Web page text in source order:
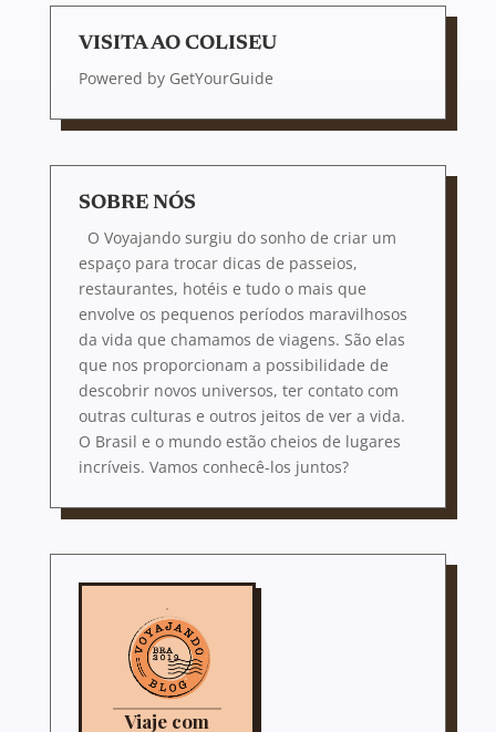
VISITA AO COLISEU
Powered by GetYourGuide
SOBRE NÓS
O Voyajando surgiu do sonho de criar um
espaço para trocar dicas de passeios,
restaurantes, hotéis e tudo o mais que
envolve os pequenos períodos maravilhosos
da vida que chamamos de viagens. São elas
que nos proporcionam a possibilidade de
descobrir novos universos, ter contato com
outras culturas e outros jeitos de ver a vida.
O Brasil e o mundo estão cheios de lugares
incríveis. Vamos conhecê-los juntos?
Viaje com